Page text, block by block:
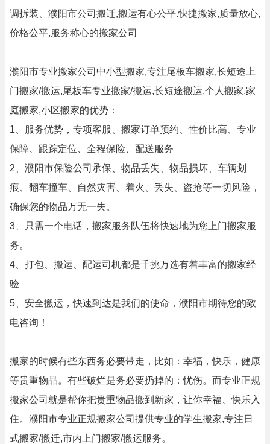
调拆装、濮阳市公司搬迁,搬运有心公平.快捷搬家,质量放心,
价格公平,服务称心的搬家公司
濮阳市专业搬家公司中小型搬家,专注尾板车搬家,长短途上
门搬家/搬运,尾板车专业搬家/搬运,长短途搬运,个人搬家,家
庭搬家,小区搬家的优势：
1、服务优势，专项客服、搬家订单预约、性价比高、专业
保障、跟踪定位、全程保险、配送服务
2、濮阳市保险公司承保、物品丢失、物品损坏、车辆划
痕、翻车撞车、自然灾害、着火、丢失、盗抢等一切风险，
确保您的物品万无一失。
3、只需一个电话，搬家服务队伍将快速地为您上门搬家服
务。
4、打包、搬运、配运司机都是千挑万选有着丰富的搬家经
验
5、安全搬运，快速到达是我们的使命，濮阳市期待您的致
电咨询！
搬家的时候有些东西务必要带走，比如：幸福，快乐，健康
等贵重物品。有些破烂是务必要扔掉的：忧伤。而专业正规
搬家公司就是帮你把贵重物品搬到新家，让你幸福、快乐入
住。濮阳市专业正规搬家公司提供专业的学生搬家,专注日
式搬家/搬迁,市内上门搬家/搬运服务。